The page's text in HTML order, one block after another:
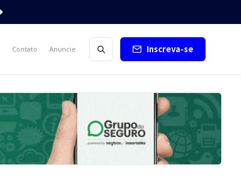
Contato Anuncie Inscreva-se